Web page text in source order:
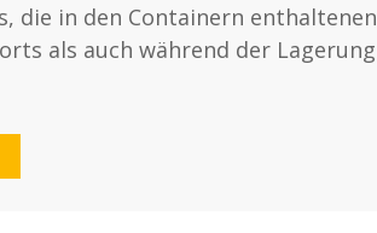
die in den Containern enthaltenen
als auch während der Lagerung